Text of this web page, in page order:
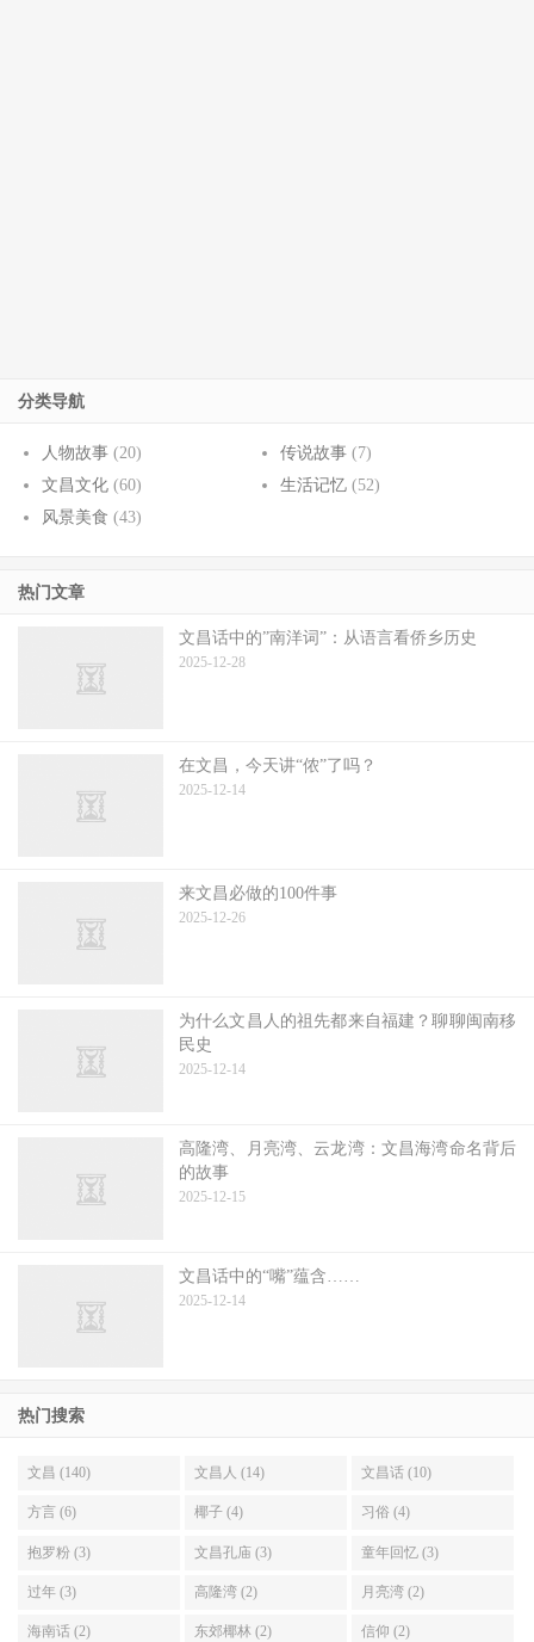
分类导航
人物故事 (20) 传说故事(7)
文昌文化 (60) 生活记忆(52)
风景美食 (43)
热门文章
文昌话中的”南洋词”：从语言看侨乡历史
2025-12-28
在文昌，今天讲“侬”了吗？
2025-12-14
来文昌必做的100件事
2025-12-26
为什么文昌人的祖先都来自福建？聊聊闽南移
民史
2025-12-14
高隆湾、月亮湾、云龙湾：文昌海湾命名背后
的故事
2025-12-15
文昌话中的“嘴”蕴含……
2025-12-14
热门搜索
文昌 (140) 文昌人 (14) 文昌话 (10)
方言 (6) 椰子 (4) 习俗 (4)
抱罗粉 (3) 文昌孔庙 (3) 童年回忆 (3)
过年 (3) 高隆湾 (2) 月亮湾 (2)
海南话 (2) 东郊椰林 (2) 信仰 (2)